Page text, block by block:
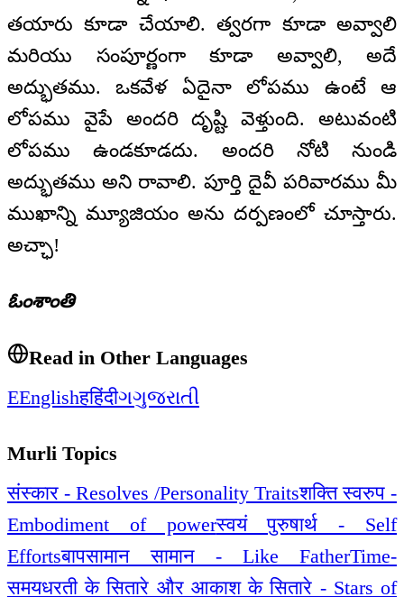
తయారు కూడా చేయాలి. త్వరగా కూడా అవ్వాలి
మరియు సంపూర్ణంగా కూడా అవ్వాలి, అదే
అద్భుతము. ఒకవేళ ఏదైనా లోపము ఉంటే ఆ
లోపము వైపే అందరి దృష్టి వెళ్తుంది. అటువంటి
లోపము ఉండకూడదు. అందరి నోటి నుండి
అద్భుతము అని రావాలి. పూర్తి దైవీ పరివారము మీ
ముఖాన్ని మ్యూజియం అను దర్పణంలో చూస్తారు.
అచ్ఛా!
ఓంశాంతి
Read in Other Languages
EEnglishहहिंदीગગુજરાતી
Murli Topics
संस्कार - Resolves /Personality Traitsशक्ति स्वरुप -
Embodiment of powerस्वयं पुरुषार्थ - Self
Effortsबापसामान सामान - Like FatherTime-
समयधरती के सितारे और आकाश के सितारे - Stars of